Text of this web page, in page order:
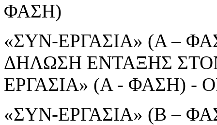
ΦΑΣΗ)
«ΣΥΝ-ΕΡΓΑΣΙΑ» (Α –
ΔΗΛΩΣΗ ΕΝΤΑΞΗΣ
ΕΡΓΑΣΙΑ» (Α - ΦΑΣΗ)
«ΣΥΝ-ΕΡΓΑΣΙΑ» (Β –